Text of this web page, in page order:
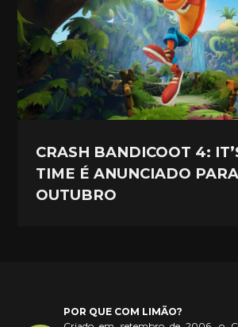
CRASH BANDICOOT 4:
TIME É ANUNCIADO PARA
OUTUBRO
POR QUE COM LIMÃO?